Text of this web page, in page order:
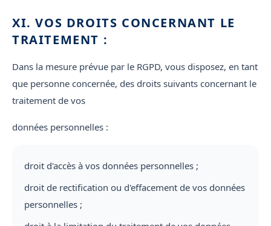
XI. VOS DROITS CONCERNANT LE
TRAITEMENT :
Dans la mesure prévue par le RGPD, vous disposez, en tant
que personne concernée, des droits suivants concernant le
traitement de vos
données personnelles :
droit d'accès à vos données personnelles ;
droit de rectification ou d'effacement de vos données
personnelles ;